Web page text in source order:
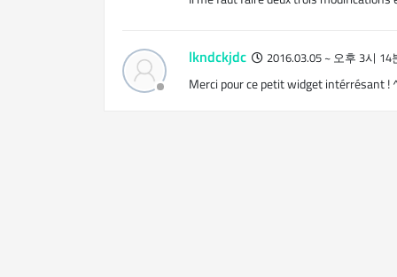
lkndckjdc 2016.03.05 ~ 오후 3시 14
Merci pour ce petit widget intérrésant !